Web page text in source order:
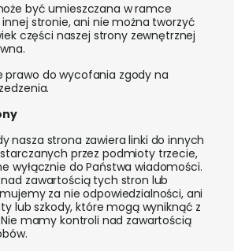
być umieszczana w ramce
stronie, ani nie można tworzyć
części naszej strony zewnętrznej
prawo do wycofania zgody na
nasza strona zawiera linki do innych
przez podmioty trzecie,
wyłącznie do Państwa wiadomości.
zawartością tych stron lub
za nie odpowiedzialności, ani
lub szkody, które mogą wyniknąć z
mamy kontroli nad zawartością